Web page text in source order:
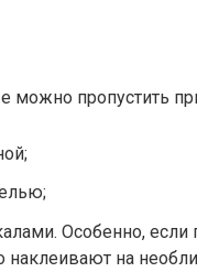
можно пропустить
Особенно, если
наклеивают на